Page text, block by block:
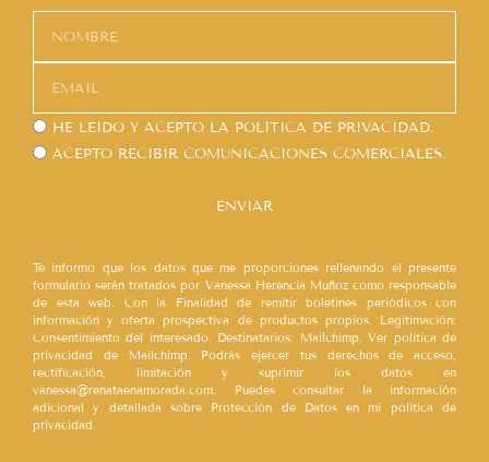
HE LEÍDO Y ACEPTO LA POLÍTICA DE PRIVACIDAD.
ACEPTO RECIBIR COMUNICACIONES COMERCIALES.
ENVIAR
Te informo que los datos que me proporciones rellenando el presente
formulario serán tratados por Vanessa Herencia Muñoz como responsable
de esta web. Con la Finalidad de remitir boletines periódicos con
información y oferta prospectiva de productos propios. Legitimación:
Consentimiento del interesado. Destinatarios: Mailchimp. Ver política de
privacidad de Mailchimp. Podrás ejercer tus derechos de acceso,
rectificación, limitación y suprimir los datos en
vanessa@renataenamorada.com. Puedes consultar la información
adicional y detallada sobre Protección de Datos en mi política de
privacidad.